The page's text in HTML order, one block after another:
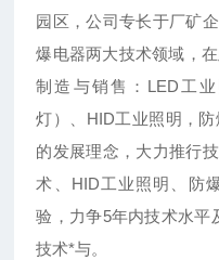
园区，公司专长于厂矿
爆电器两大技术领域，
制造与销售：LED工
灯）、HID工业照明，
的发展理念，大力推行
术、HID工业照明、防
验，力争5年内技术水平
技术*与。